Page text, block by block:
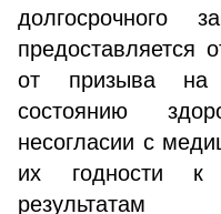
долгосрочного
предоставляется
от призыва на
состоянию
несогласии с
их годности